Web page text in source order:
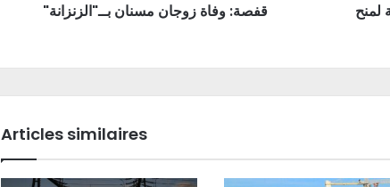
"قفصة: وفاة زوجان مسنان بــ"الزنزانة
عامة لمنح
Articles similaires